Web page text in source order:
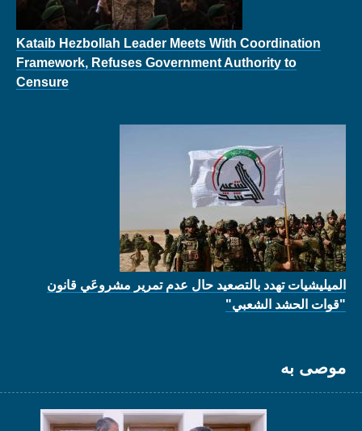
Kataib Hezbollah Leader Meets With Coordination
Framework, Refuses Government Authority to
Censure
الميليشيات تهدد بالتصعيد حال عدم تمرير مشروعَي قانون
"قوات الحشد الشعبي"
موصى به